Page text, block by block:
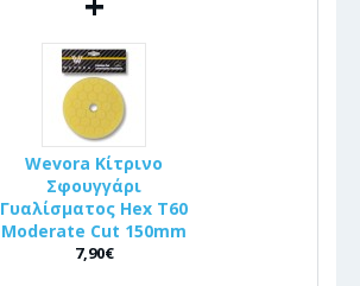
Wevora Κίτρινο
Σφουγγάρι
Γυαλίσματος Hex T60
Moderate Cut 150mm
7,90€